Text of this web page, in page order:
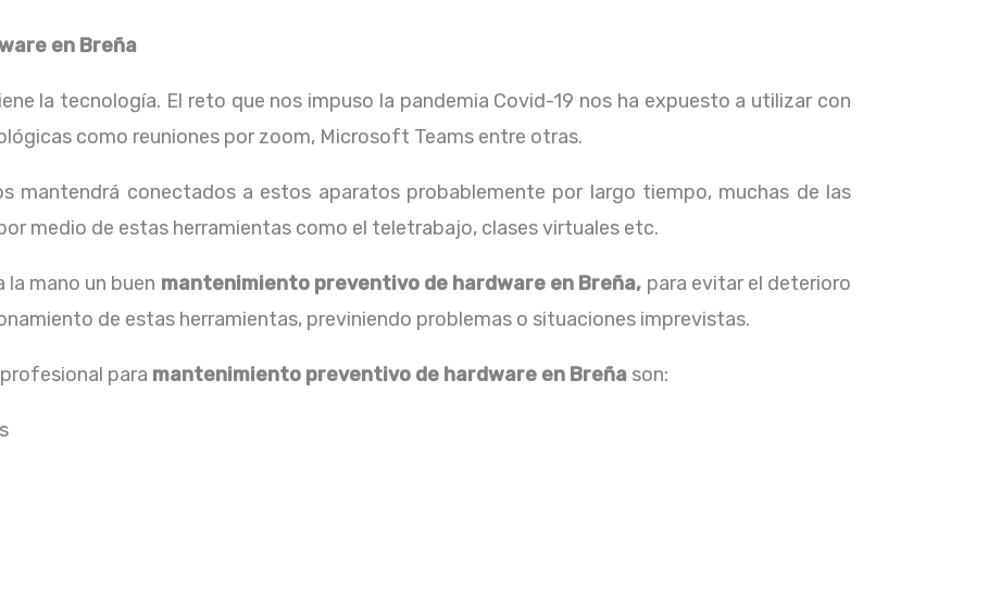
en Breña
la tecnología. El reto que nos impuso la pandemia Covid-19 nos ha expuesto a utilizar con
como reuniones por zoom, Microsoft Teams entre otras.
mantendrá conectados a estos aparatos probablemente por largo tiempo, muchas de las
medio de estas herramientas como el teletrabajo, clases virtuales etc.
la mano un buen mantenimiento preventivo de hardware en Breña, para evitar el deterioro
de estas herramientas, previniendo problemas o situaciones imprevistas.
para mantenimiento preventivo de hardware en Breña son: